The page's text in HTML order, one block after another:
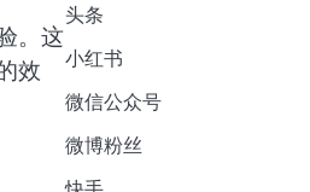
。这
效
头条
小红书
微信公众号
微博粉丝